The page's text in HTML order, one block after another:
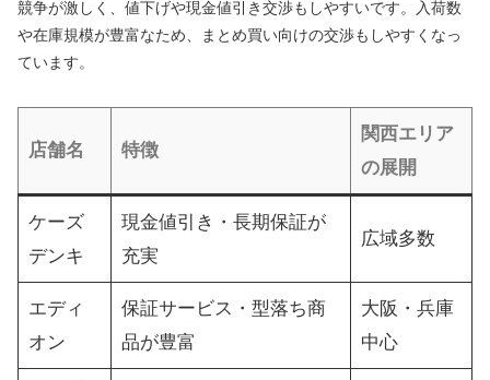
競争が激しく、値下げや現金値引き交渉もしやすいです。入荷数
や在庫規模が豊富なため、まとめ買い向けの交渉もしやすくなっ
ています。
店舗名 特徴
関西エリア
の展開
ケーズ
デンキ
現金値引き・長期保証が
充実
広域多数
エディ
オン
保証サービス・型落ち商
品が豊富
大阪・兵庫
中心